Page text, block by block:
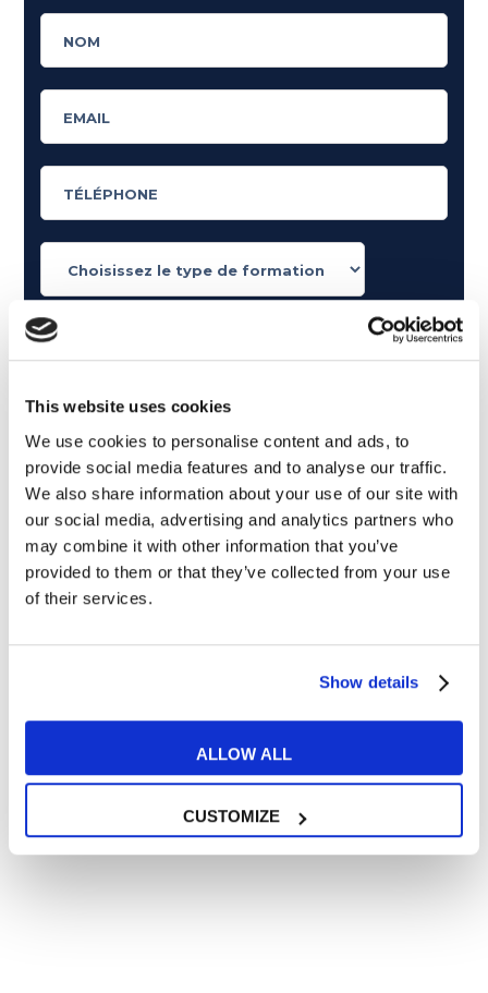
This website uses cookies
We use cookies to personalise content and ads, to
provide social media features and to analyse our traffic.
We also share information about your use of our site with
our social media, advertising and analytics partners who
may combine it with other information that you’ve
provided to them or that they’ve collected from your use
of their services.
Show details
ALLOW ALL
CUSTOMIZE
Qu'aimez-vous lire?
Articles consacrés à la grammaire anglaise
travail
Articles avec des conseils et des nouvelles sur la
langue anglaise
Articles amusants sur les films et la musique
Ayant plus de 16 ans, je déclare avoir été informé et je
consens au traitement de mes données personnelles
conformément àla politique de confidentialité
J’accepte de recevoir des communications commerciales